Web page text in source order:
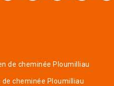
de cheminée Ploumilliau
de cheminée Ploumilliau